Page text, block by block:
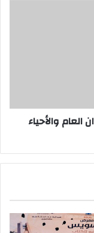
العام والأحياء